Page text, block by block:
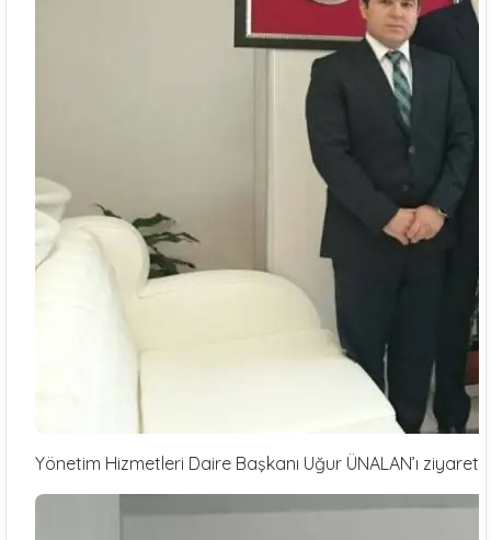
Yönetim Hizmetleri Daire Başkanı Uğur ÜNALAN’ı ziyaret.